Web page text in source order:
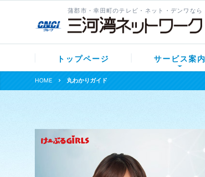
蒲郡市・幸田町のテレビ・ネット・デンワなら
トップページ サービス案内
HOME 丸わかりガイド